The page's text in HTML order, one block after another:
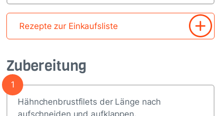
Zubereitung
1
Hähnchenbrustfilets der Länge nach
aufschneiden und aufklappen.
Rezepte zur Einkaufsliste